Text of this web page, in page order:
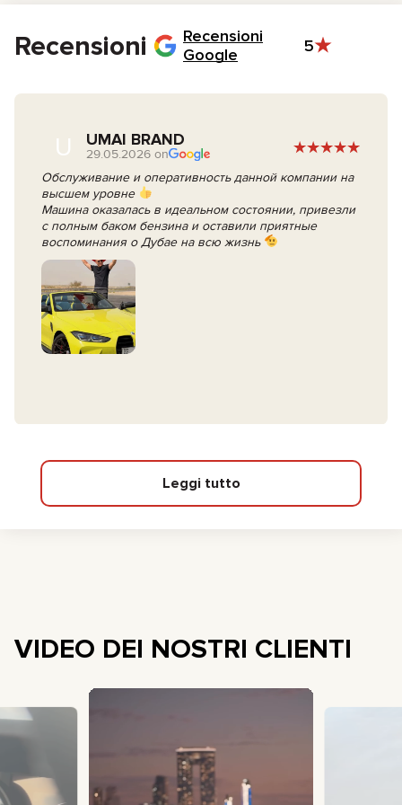
Recensioni
Recensioni
Google
5
U UMAI BRAND
29.05.2026 on
Обслуживание и оперативность данной компании на
высшем уровне
Машина оказалась в идеальном состоянии, привезли
с полным баком бензина и оставили приятные
воспоминания о Дубае на всю жизнь
Leggi tutto
VIDEO DEI NOSTRI CLIENTI